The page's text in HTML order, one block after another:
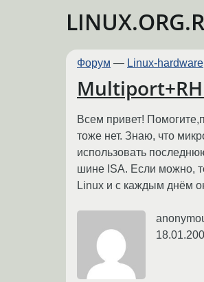
Форум — Linux-hardware
Multiport+RH
Всем привет!
тоже нет. Знаю, что
использовать
шине ISA. Если можно,
Linux и с каждым днём